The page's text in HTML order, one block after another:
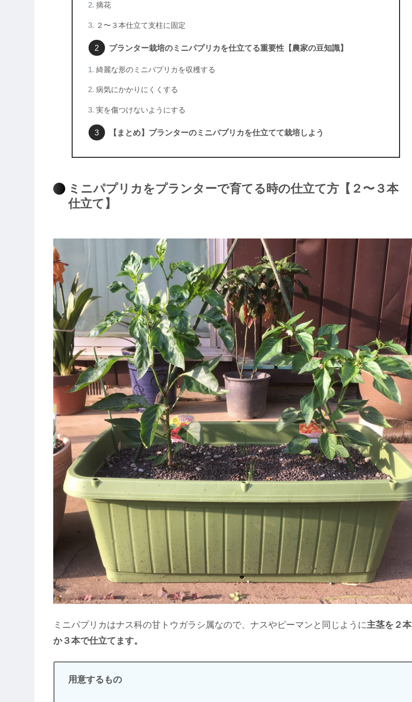
摘花
２〜３本仕立て支柱に固定
プランター栽培のミニパプリカを仕立てる重要性【農家の豆知識】
綺麗な形のミニパプリカを収穫する
病気にかかりにくくする
実を傷つけないようにする
【まとめ】プランターのミニパプリカを仕立てて栽培しよう
ミニパプリカをプランターで育てる時の仕立て方【２〜３本
仕立て】
ミニパプリカはナス科の甘トウガラシ属なので、ナスやピーマンと同じように主茎を２本
か３本で仕立てます。
用意するもの